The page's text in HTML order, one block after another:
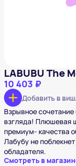
LABUBU The
10 403 ₽
Добавить в
Взрывное сочетание
взгляда! Плюшевая
премиум- качества
Лабубу не
обладателя.
Смотреть в